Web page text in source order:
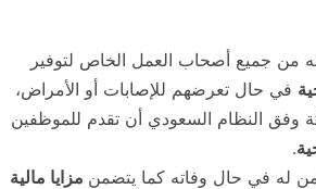
من جميع أصحاب العمل الخاص لتوفير
في حال تعرضهم للإصابات أو الأمراض،
النظام السعودي أن تقدم للموظفين
.
له في حال وفاته كما يتضمن مزايا مالية